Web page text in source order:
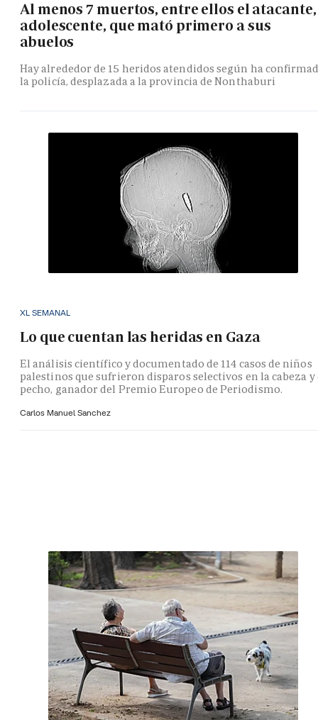
Al menos 7 muertos, entre ellos el atacante,
adolescente, que mató primero a sus
abuelos
Hay alrededor de 15 heridos atendidos según ha
la policía, desplazada a la provincia de Nonthaburi
XL SEMANAL
Lo que cuentan las heridas en Gaza
El análisis científico y documentado de 114 casos de niños
palestinos que sufrieron disparos selectivos en la cabeza y
pecho, ganador del Premio Europeo de Periodismo.
Carlos Manuel Sanchez